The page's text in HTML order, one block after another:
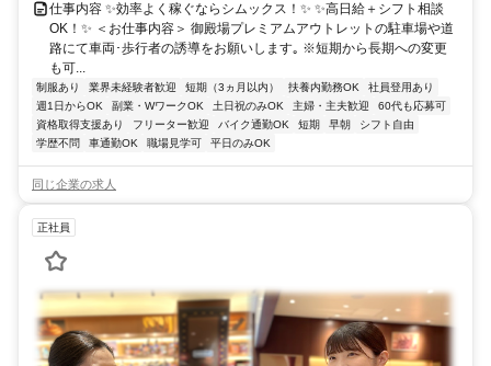
仕事内容 ✨効率よく稼ぐならシムックス！✨ ✨高日給＋シフト相談
OK！✨ ＜お仕事内容＞ 御殿場プレミアムアウトレットの駐車場や道
路にて車両･歩行者の誘導をお願いします｡ ※短期から長期への変更
も可...
制服あり 業界未経験者歓迎 短期（3ヵ月以内） 扶養内勤務OK
社員登用あり
週1日からOK
副業・WワークOK 土日祝のみOK 主婦・主夫歓迎
60代も応募可
資格取得支援あり
フリーター歓迎 バイク通勤OK 短期 早朝
シフト自由
学歴不問
車通勤OK 職場見学可 平日のみOK
同じ企業の求人
正社員